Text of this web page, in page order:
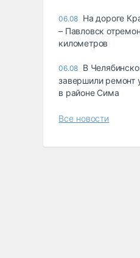
06.08 На дороге
– Павловск
километров
06.08 В
завершили ремонт
в районе Сима
Все новости